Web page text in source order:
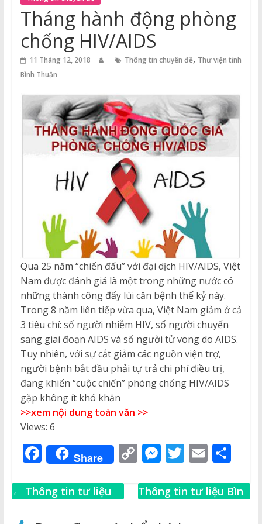
Thuận
Cổng
Vào
Tri
Thức
Tháng hành động phòng
chống HIV/AIDS
11 Tháng 12, 2018 Thông tin chuyên đề, Thư viện tỉnh
Bình Thuận
Qua 25 năm “chiến đấu” với đại dịch HIV/AIDS, Việt
Nam được đánh giá là một trong những nước có
những thành công đẩy lùi căn bệnh thế kỷ này.
Trong 8 năm liên tiếp vừa qua, Việt Nam giảm ở cả
3 tiêu chí: số người nhiễm HIV, số người chuyển
sang giai đoạn AIDS và số người tử vong do AIDS.
Tuy nhiên, với sự cắt giảm các nguồn viện trợ,
người bệnh bắt đầu phải tự trả chi phí điều trị,
đang khiến “cuộc chiến” phòng chống HIV/AIDS
gặp không ít khó khăn
>>xem nội dung toàn văn >>
Views: 6
F
a
c
Share C
p
M
ss
T
it
E
ai
S
ar
← Thông tin tư liệu
Thông tin tư liệu Bình